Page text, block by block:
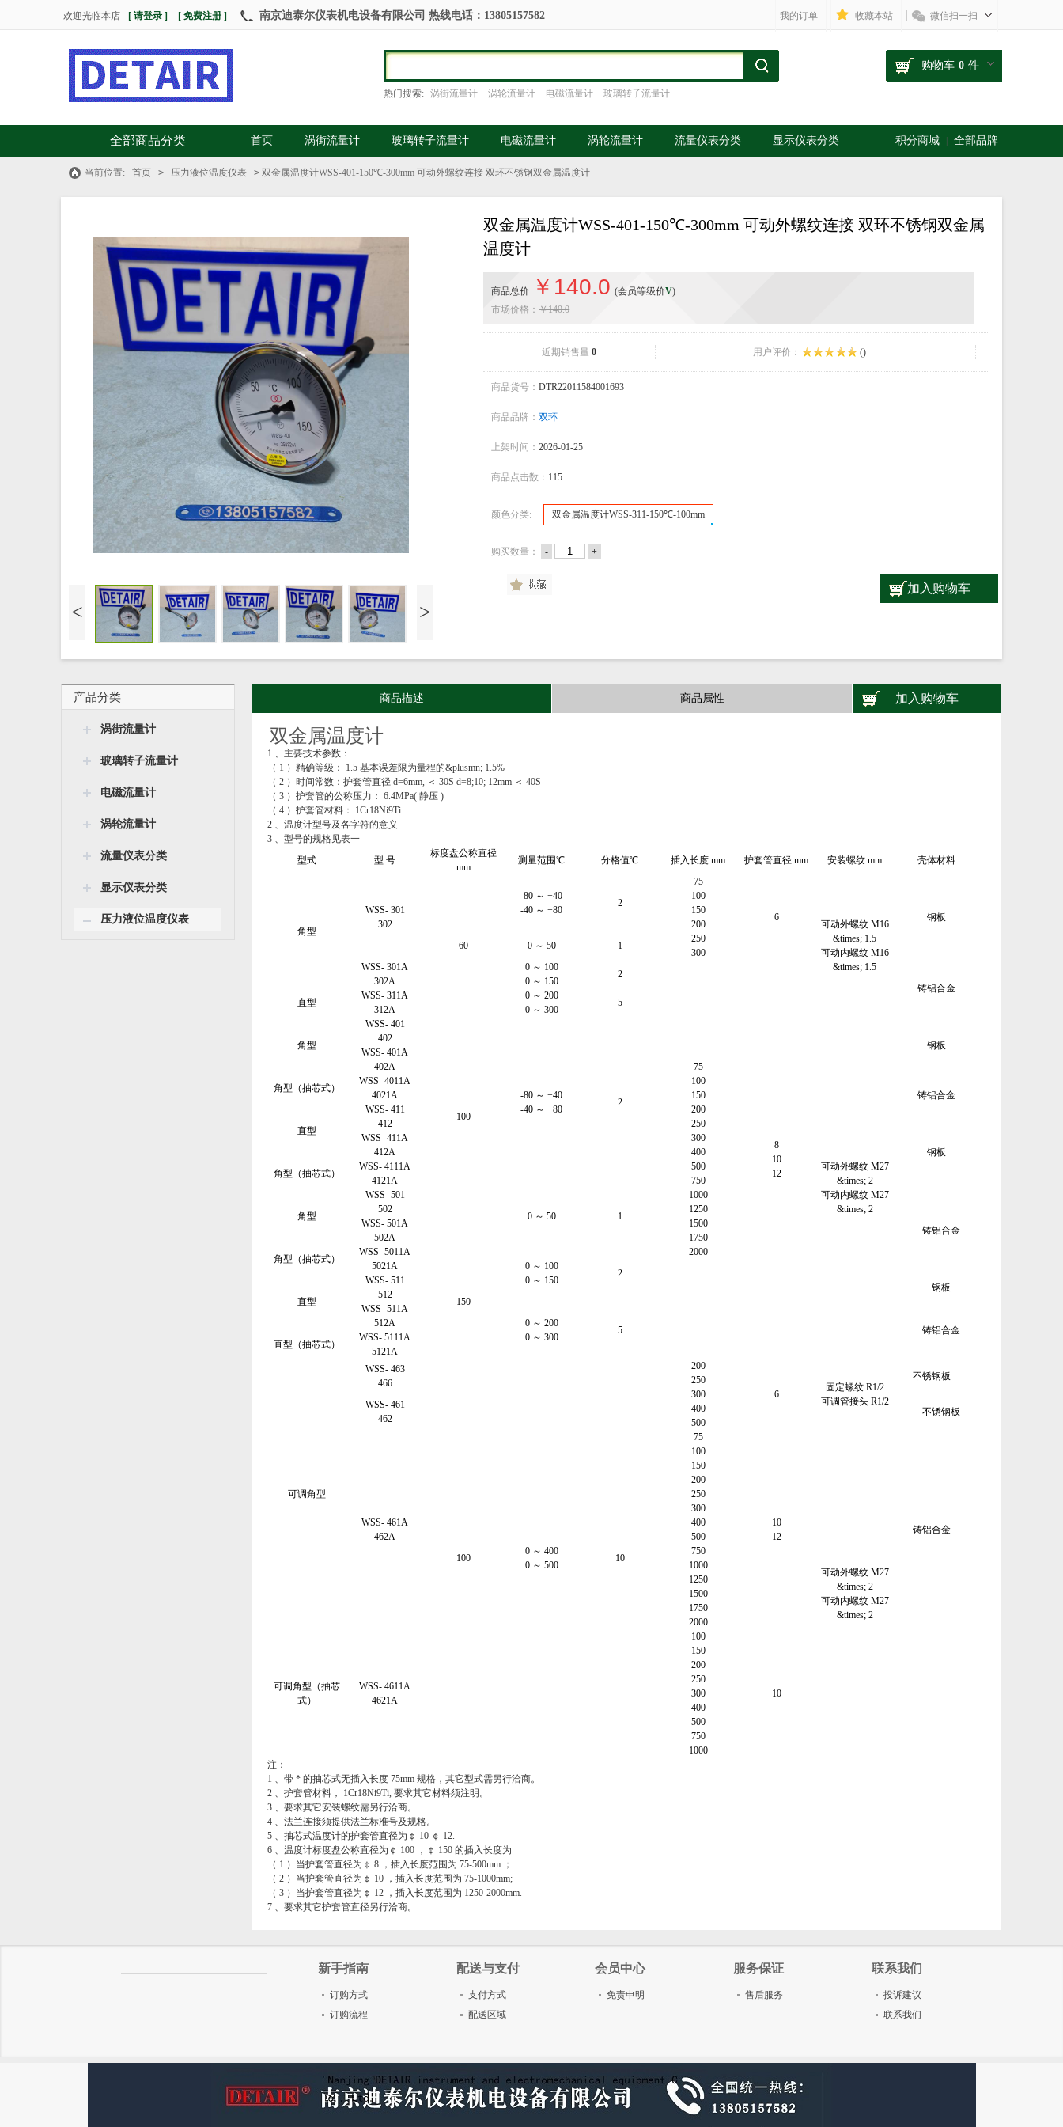
欢迎光临本店 [ 请登录 ] [ 免费注册 ] 南京迪泰尔仪表机电设备有限公司 热线电话：13805157582 我的订单 收藏本站 微信扫一扫
热门搜索: 涡街流量计 涡轮流量计 电磁流量计 玻璃转子流量计
购物车 0 件
全部商品分类 首页 涡街流量计 玻璃转子流量计 电磁流量计 涡轮流量计 流量仪表分类 显示仪表分类 积分商城 全部品牌
当前位置: 首页 > 压力液位温度仪表 > 双金属温度计WSS-401-150℃-300mm 可动外螺纹连接 双环不锈钢双金属温度计
< >
双金属温度计WSS-401-150℃-300mm 可动外螺纹连接 双环不锈钢双金属
温度计
商品总价 ￥140.0 (会员等级价V)
市场价格：￥140.0
近期销售量 0 用户评价： ()
商品货号：DTR22011584001693
商品品牌：双环
上架时间：2026-01-25
商品点击数： 115
颜色分类: 双金属温度计WSS-311-150℃-100mm
双金属温度计WSS-311-150℃-100mm
购买数量： - +
加入购物车
产品分类
涡街流量计
玻璃转子流量计
电磁流量计
涡轮流量计
流量仪表分类
显示仪表分类
压力液位温度仪表
商品描述 商品属性 加入购物车
双金属温度计
1 、主要技术参数：
（ 1 ）精确等级： 1.5 基本误差限为量程的&plusmn; 1.5%
（ 2 ）时间常数：护套管直径 d=6mm, ＜ 30S d=8;10; 12mm ＜ 40S
（ 3 ）护套管的公称压力： 6.4MPa( 静压 )
（ 4 ）护套管材料： 1Cr18Ni9Ti
2 、温度计型号及各字符的意义
3 、型号的规格见表一
型式
型 号
标度盘公称直径
mm
测量范围℃ 分格值℃ 插入长度 mm 护套管直径 mm 安装螺纹 mm 壳体材料
角型
WSS- 301
302
60
-80 ～ +40
-40 ～ +80
2
75
100
150
200
250
300
6
可动外螺纹 M16
&times; 1.5
可动内螺纹 M16
&times; 1.5
钢板
0 ～ 50
1
WSS- 301A
302A
0 ～ 100
0 ～ 150
2
75
100
150
200
250
300
400
500
750
1000
1250
1500
1750
2000
8
10
12
铸铝合金
直型
WSS- 311A
312A
0 ～ 200
0 ～ 300
5
角型
WSS- 401
402
100
-80 ～ +40
-40 ～ +80
2
可动外螺纹 M27
&times; 2
可动内螺纹 M27
&times; 2
钢板
WSS- 401A
402A
角型（抽芯式）
WSS- 4011A
4021A
铸铝合金
直型
WSS- 411
412
钢板
WSS- 411A
412A
角型（抽芯式）
WSS- 4111A
4121A
角型
WSS- 501
502
0 ～ 50
1
铸铝合金
WSS- 501A
502A
角型（抽芯式）
WSS- 5011A
5021A
150
0 ～ 100
0 ～ 150
2
直型
WSS- 511
512
钢板
WSS- 511A
512A
0 ～ 200
0 ～ 300
5
铸铝合金
直型（抽芯式）
WSS- 5111A
5121A
可调角型
WSS- 463
466
100
0 ～ 400
0 ～ 500
10
200
250
300
400
500
6
固定螺纹 R1/2
可调管接头 R1/2
不锈钢板
WSS- 461
462
不锈钢板
WSS- 461A
462A
75
100
150
200
250
300
400
500
750
1000
1250
1500
1750
2000
10
12
可动外螺纹 M27
&times; 2
可动内螺纹 M27
&times; 2
铸铝合金
可调角型（抽芯
式）
WSS- 4611A
4621A
100
150
200
250
300
400
500
750
1000
10
注：
1 、带 * 的抽芯式无插入长度 75mm 规格，其它型式需另行洽商。
2 、护套管材料， 1Cr18Ni9Ti, 要求其它材料须注明。
3 、要求其它安装螺纹需另行洽商。
4 、法兰连接须提供法兰标准号及规格。
5 、抽芯式温度计的护套管直径为￠ 10 ￠ 12.
6 、温度计标度盘公称直径为￠ 100 ，￠ 150 的插入长度为
（ 1 ）当护套管直径为￠ 8 ，插入长度范围为 75-500mm ；
（ 2 ）当护套管直径为￠ 10 ，插入长度范围为 75-1000mm;
（ 3 ）当护套管直径为￠ 12 ，插入长度范围为 1250-2000mm.
7 、要求其它护套管直径另行洽商。
新手指南
订购方式
订购流程
配送与支付
支付方式
配送区域
会员中心
免责申明
服务保证
售后服务
联系我们
投诉建议
联系我们